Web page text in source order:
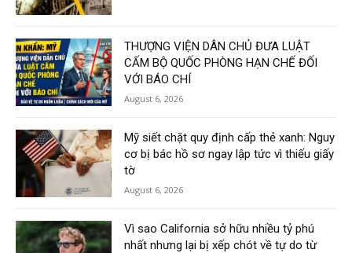
THƯỢNG VIỆN DÂN CHỦ ĐƯA LUẬT
CẤM BỘ QUỐC PHÒNG HẠN CHẾ ĐỐI
VỚI BÁO CHÍ
August 6, 2026
Mỹ siết chặt quy định cấp thẻ xanh: Nguy
cơ bị bác hồ sơ ngay lập tức vì thiếu giấy
tờ
August 6, 2026
Vì sao California sở hữu nhiều tỷ phú
nhất nhưng lại bị xếp chót về tự do từ